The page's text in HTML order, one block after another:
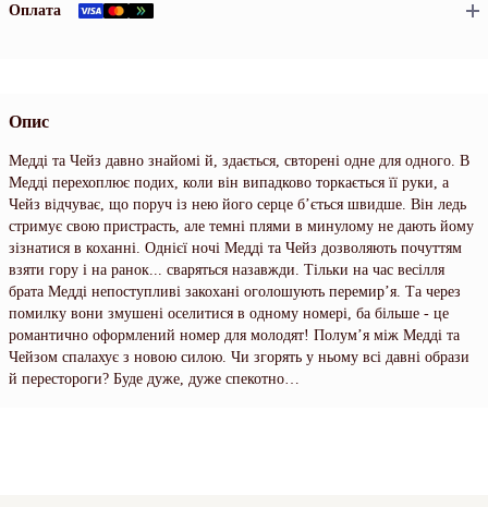
Оплата
Опис
Медді та Чейз давно знайомі й, здається, свторені одне для одного. В
Медді перехоплює подих, коли він випадково торкається її руки, а
Чейз відчуває, що поруч із нею його серце б’ється швидше. Він ледь
стримує свою пристрасть, але темні плями в минулому не дають йому
зізнатися в коханні. Однієї ночі Медді та Чейз дозволяють почуттям
взяти гору і на ранок... сваряться назавжди. Тільки на час весілля
брата Медді непоступливі закохані оголошують перемир’я. Та через
помилку вони змушені оселитися в одному номері, ба більше - це
романтично оформлений номер для молодят! Полум’я між Медді та
Чейзом спалахує з новою силою. Чи згорять у ньому всі давні образи
й перестороги? Буде дуже, дуже спекотно…